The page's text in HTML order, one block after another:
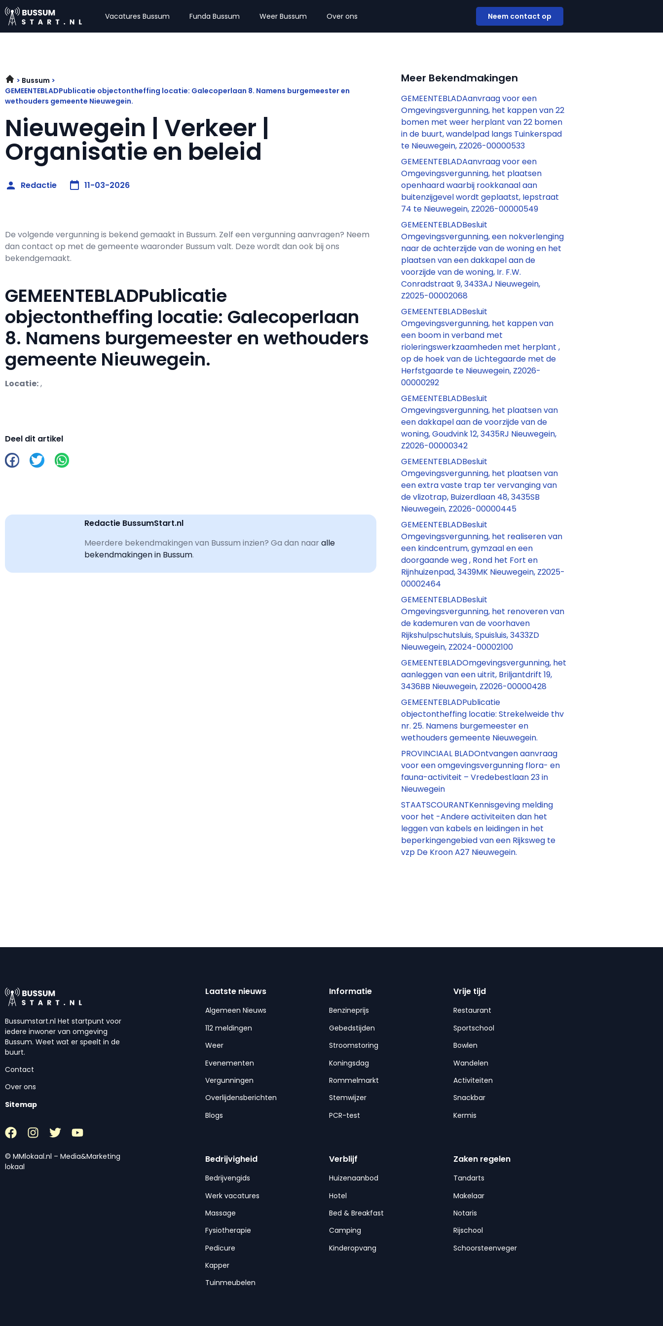
Vacatures Bussum Funda Bussum Weer Bussum Over ons Neem contact op
Bussum
GEMEENTEBLADPublicatie objectontheffing locatie: Galecoperlaan 8. Namens burgemeester en
wethouders gemeente Nieuwegein.
Nieuwegein | Verkeer |
Organisatie en beleid
Redactie 11-03-2026
De volgende vergunning is bekend gemaakt in Bussum. Zelf een vergunning aanvragen? Neem
dan contact op met de gemeente waaronder Bussum valt. Deze wordt dan ook bij ons
bekendgemaakt.
GEMEENTEBLADPublicatie
objectontheffing locatie: Galecoperlaan
8. Namens burgemeester en wethouders
gemeente Nieuwegein.
Locatie:,
Deel dit artikel
Redactie BussumStart.nl
Meerdere bekendmakingen van Bussum inzien? Ga dan naar alle
bekendmakingen in Bussum.
Meer Bekendmakingen
GEMEENTEBLADAanvraag voor een
Omgevingsvergunning, het kappen van 22
bomen met weer herplant van 22 bomen
in de buurt, wandelpad langs Tuinkerspad
te Nieuwegein, Z2026-00000533
GEMEENTEBLADAanvraag voor een
Omgevingsvergunning, het plaatsen
openhaard waarbij rookkanaal aan
buitenzijgevel wordt geplaatst, Iepstraat
74 te Nieuwegein, Z2026-00000549
GEMEENTEBLADBesluit
Omgevingsvergunning, een nokverlenging
naar de achterzijde van de woning en het
plaatsen van een dakkapel aan de
voorzijde van de woning, Ir. F.W.
Conradstraat 9, 3433AJ Nieuwegein,
Z2025-00002068
GEMEENTEBLADBesluit
Omgevingsvergunning, het kappen van
een boom in verband met
rioleringswerkzaamheden met herplant ,
op de hoek van de Lichtegaarde met de
Herfstgaarde te Nieuwegein, Z2026-
00000292
GEMEENTEBLADBesluit
Omgevingsvergunning, het plaatsen van
een dakkapel aan de voorzijde van de
woning, Goudvink 12, 3435RJ Nieuwegein,
Z2026-00000342
GEMEENTEBLADBesluit
Omgevingsvergunning, het plaatsen van
een extra vaste trap ter vervanging van
de vlizotrap, Buizerdlaan 48, 3435SB
Nieuwegein, Z2026-00000445
GEMEENTEBLADBesluit
Omgevingsvergunning, het realiseren van
een kindcentrum, gymzaal en een
doorgaande weg , Rond het Fort en
Rijnhuizenpad, 3439MK Nieuwegein, Z2025-
00002464
GEMEENTEBLADBesluit
Omgevingsvergunning, het renoveren van
de kademuren van de voorhaven
Rijkshulpschutsluis, Spuisluis, 3433ZD
Nieuwegein, Z2024-00002100
GEMEENTEBLADOmgevingsvergunning, het
aanleggen van een uitrit, Briljantdrift 19,
3436BB Nieuwegein, Z2026-00000428
GEMEENTEBLADPublicatie
objectontheffing locatie: Strekelweide thv
nr. 25. Namens burgemeester en
wethouders gemeente Nieuwegein.
PROVINCIAAL BLADOntvangen aanvraag
voor een omgevingsvergunning flora- en
fauna-activiteit – Vredebestlaan 23 in
Nieuwegein
STAATSCOURANTKennisgeving melding
voor het -Andere activiteiten dan het
leggen van kabels en leidingen in het
beperkingengebied van een Rijksweg te
vzp De Kroon A27 Nieuwegein.
Bussumstart.nl Het startpunt voor
iedere inwoner van omgeving
Bussum. Weet wat er speelt in de
buurt.
Contact
Over ons
Sitemap
© MMlokaal.nl – Media&Marketing
lokaal
Laatste nieuws
Algemeen Nieuws
112 meldingen
Weer
Evenementen
Vergunningen
Overlijdensberichten
Blogs
Informatie
Benzineprijs
Gebedstijden
Stroomstoring
Koningsdag
Rommelmarkt
Stemwijzer
PCR-test
Vrije tijd
Restaurant
Sportschool
Bowlen
Wandelen
Activiteiten
Snackbar
Kermis
Bedrijvigheid
Bedrijvengids
Werk vacatures
Massage
Fysiotherapie
Pedicure
Kapper
Tuinmeubelen
Verblijf
Huizenaanbod
Hotel
Bed & Breakfast
Camping
Kinderopvang
Zaken regelen
Tandarts
Makelaar
Notaris
Rijschool
Schoorsteenveger